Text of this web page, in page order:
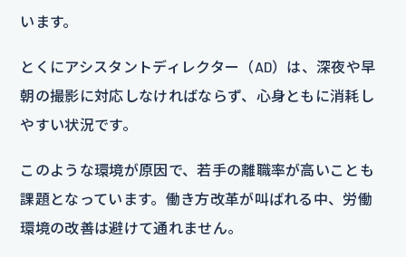
います。
とくにアシスタントディレクター（AD）は、深夜や早
朝の撮影に対応しなければならず、心身ともに消耗し
やすい状況です。
このような環境が原因で、若手の離職率が高いことも
課題となっています。働き方改革が叫ばれる中、労働
環境の改善は避けて通れません。